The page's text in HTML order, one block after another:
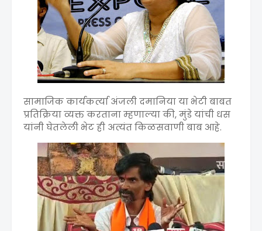
सामाजिक कार्यकर्त्या अंजली दमानिया या भेटी बाबत
प्रतिक्रिया व्यक्त करताना म्हणाल्या की, मुंडे यांची धस
यांनी घेतलेली भेट ही अत्यंत किळसवाणी बाब आहे.